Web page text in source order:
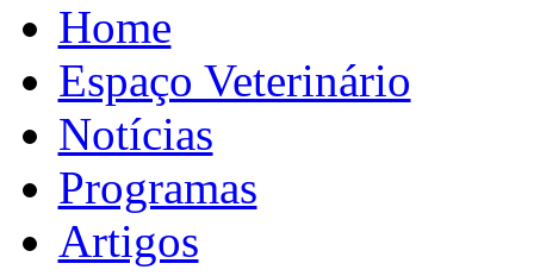
Home
Espaço Veterinário
Notícias
Programas
Artigos